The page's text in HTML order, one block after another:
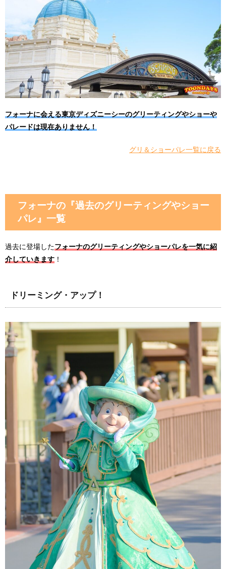
フォーナに会える東京ディズニーシーのグリーティングやショーや
パレードは現在ありません！
グリ＆ショーパレ一覧に戻る
フォーナの『過去のグリーティングやショー
パレ』一覧
過去に登場したフォーナのグリーティングやショーパレを一気に紹
介していきます ！
ドリーミング・アップ！